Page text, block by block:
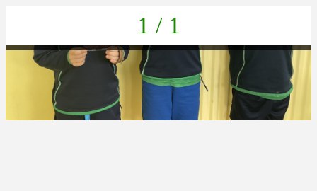
1 / 1
DF25CD08-5745-4A81-86E0-E46B63848484